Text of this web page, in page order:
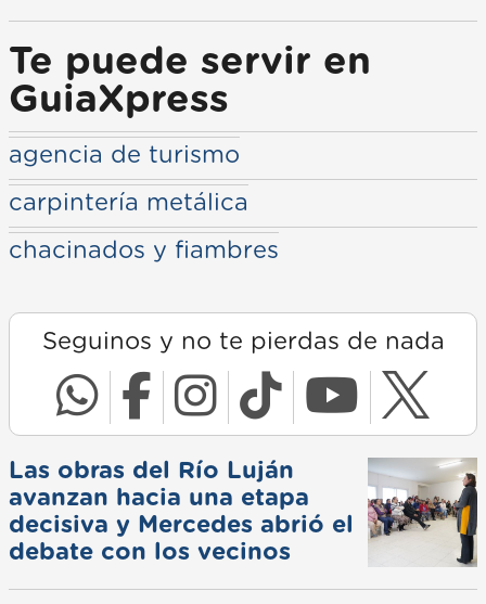
Te puede servir en
GuiaXpress
agencia de turismo
carpintería metálica
chacinados y fiambres
Seguinos y no te pierdas de nada
Las obras del Río Luján
avanzan hacia una etapa
decisiva y Mercedes abrió el
debate con los vecinos